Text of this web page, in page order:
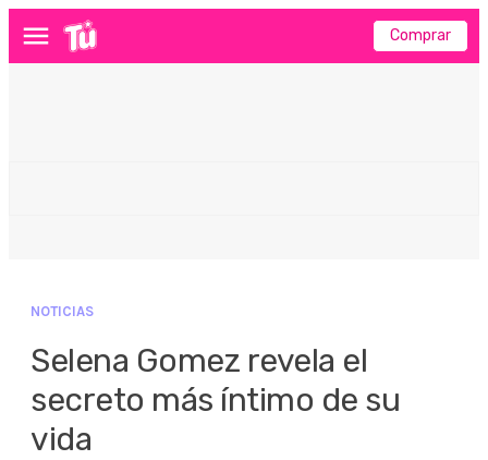
Menú Comprar
NOTICIAS
Selena Gomez revela el
secreto más íntimo de su
vida